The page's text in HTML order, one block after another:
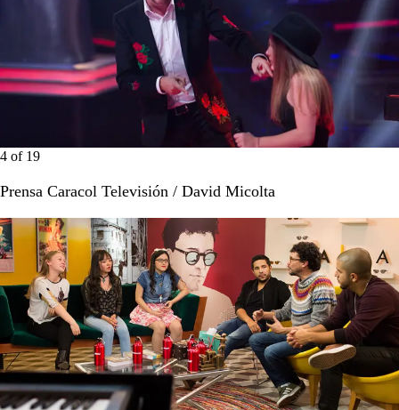
4 of 19
Prensa Caracol Televisión / David Micolta